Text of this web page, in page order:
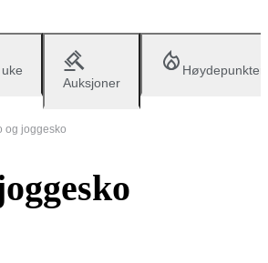
Auksjoner
Høydepunkter
og joggesko